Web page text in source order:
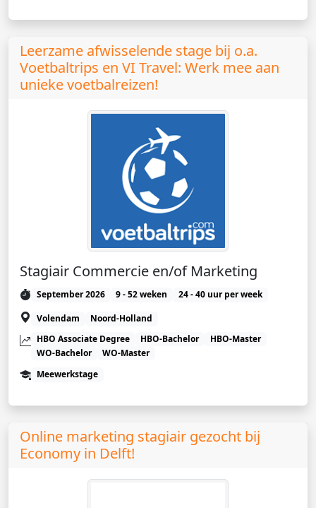
Leerzame afwisselende stage bij o.a.
Voetbaltrips en VI Travel: Werk mee aan
unieke voetbalreizen!
Stagiair Commercie en/of Marketing
September 2026 9 - 52 weken
24 - 40 uur per week
Volendam
Noord-Holland
HBO Associate Degree
HBO-Bachelor
HBO-Master
WO-Bachelor
WO-Master
Meewerkstage
Online marketing stagiair gezocht bij
Economy in Delft!